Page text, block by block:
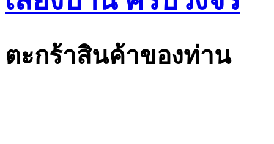
ตะกร้าสินค้าของท่าน